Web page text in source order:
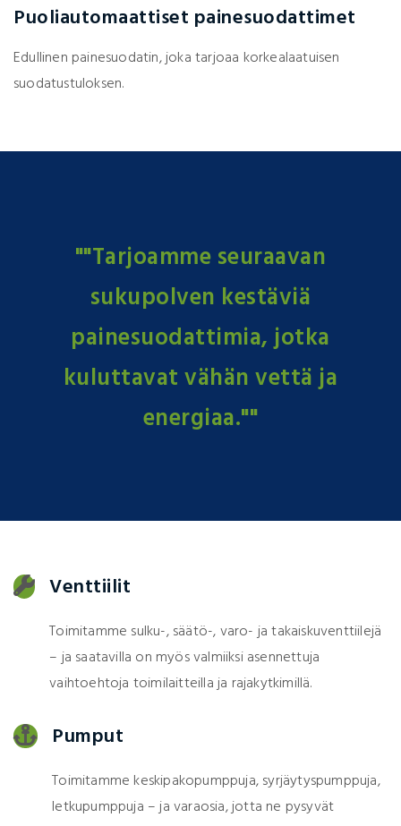
Puoliautomaattiset painesuodattimet
Edullinen painesuodatin, joka tarjoaa korkealaatuisen
suodatustuloksen.
""Tarjoamme seuraavan
sukupolven kestäviä
painesuodattimia, jotka
kuluttavat vähän vettä ja
energiaa.""
Venttiilit
Toimitamme sulku-, säätö-, varo- ja takaiskuventtiilejä
– ja saatavilla on myös valmiiksi asennettuja
vaihtoehtoja toimilaitteilla ja rajakytkimillä.
Pumput
Toimitamme keskipakopumppuja, syrjäytyspumppuja,
letkupumppuja – ja varaosia, jotta ne pysyvät